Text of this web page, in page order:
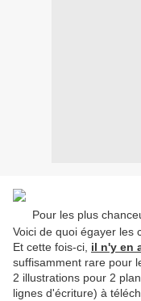
Pour les plus
Voici de quoi égayer les
Et cette fois-ci, il n'y en
suffisamment rare pour
2 illustrations pour 2
lignes d'écriture) à